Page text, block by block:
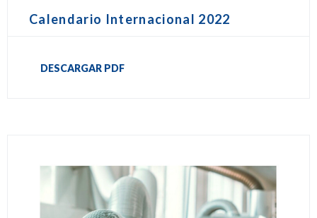
Calendario Internacional 2022
DESCARGAR PDF